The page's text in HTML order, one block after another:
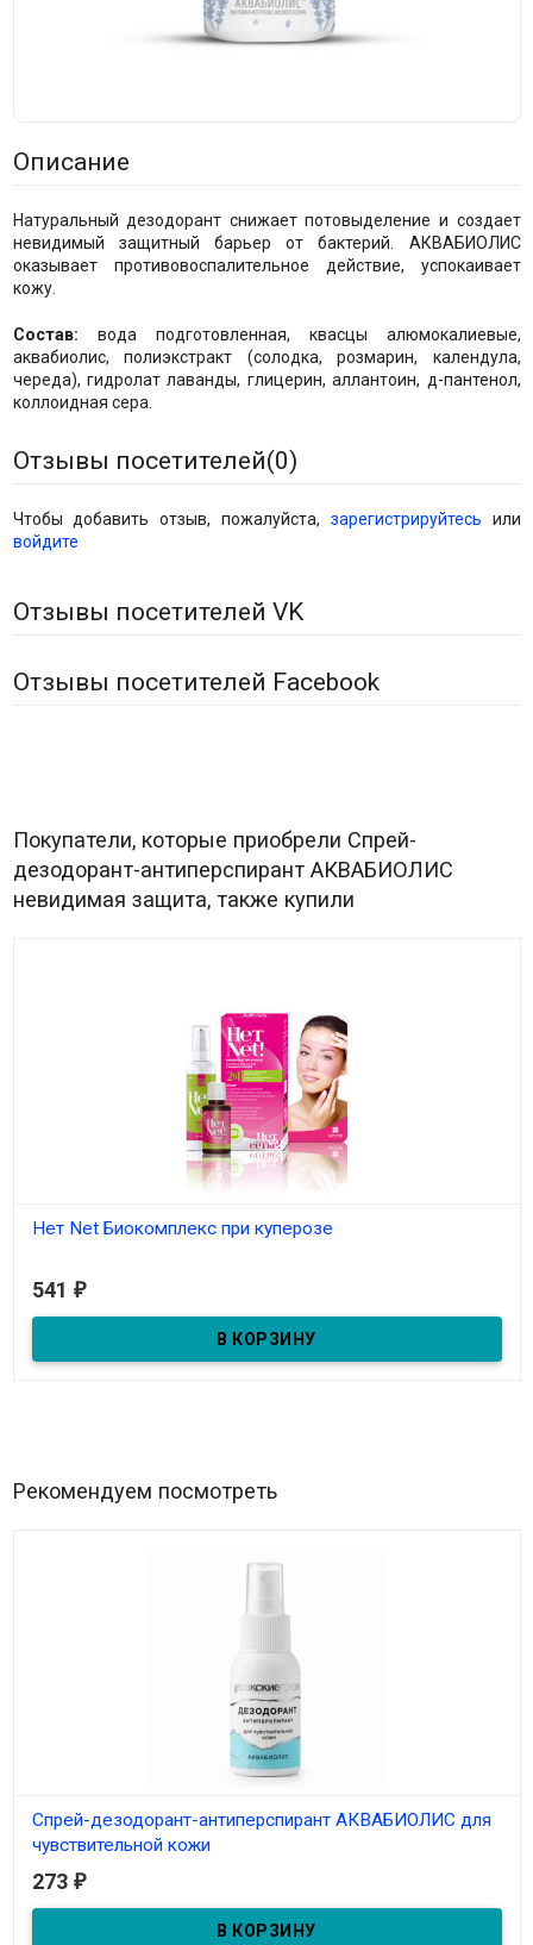
Описание
Натуральный дезодорант снижает потовыделение и создает
невидимый защитный барьер от бактерий. АКВАБИОЛИС
оказывает противовоспалительное действие, успокаивает
кожу.
Состав: вода подготовленная, квасцы алюмокалиевые,
аквабиолис, полиэкстракт (солодка, розмарин, календула,
череда), гидролат лаванды, глицерин, аллантоин, д-пантенол,
коллоидная сера.
Отзывы посетителей(0)
Чтобы добавить отзыв, пожалуйста, зарегистрируйтесь или
войдите
Отзывы посетителей VK
Отзывы посетителей Facebook
Покупатели, которые приобрели Спрей-
дезодорант-антиперспирант АКВАБИОЛИС
невидимая защита, также купили
Нет Net Биокомплекс при куперозе
541 ₽
Рекомендуем посмотреть
Спрей-дезодорант-антиперспирант АКВАБИОЛИС для
чувствительной кожи
В наличии
273 ₽